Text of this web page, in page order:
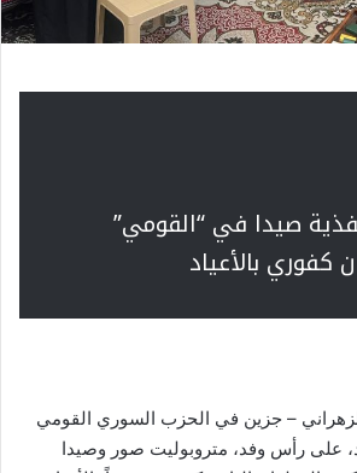
صيدا في “القومي”
كفوري بالأعياد
– جزين في الحزب السوري القومي
على رأس وفد، متروبوليت صور وصيدا